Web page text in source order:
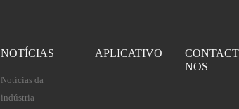
NOTÍCIAS
Notícias da
indústria
APLICATIVO
NOS